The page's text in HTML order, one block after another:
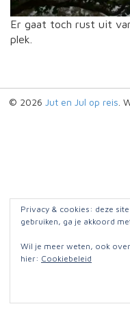
Er gaat toch rust uit
plek.
© 2026 Jut en Jul op reis .
Privacy & cookies: deze
gebruiken, ga je akkoord
Wil je meer weten, ook
hier: Cookiebeleid